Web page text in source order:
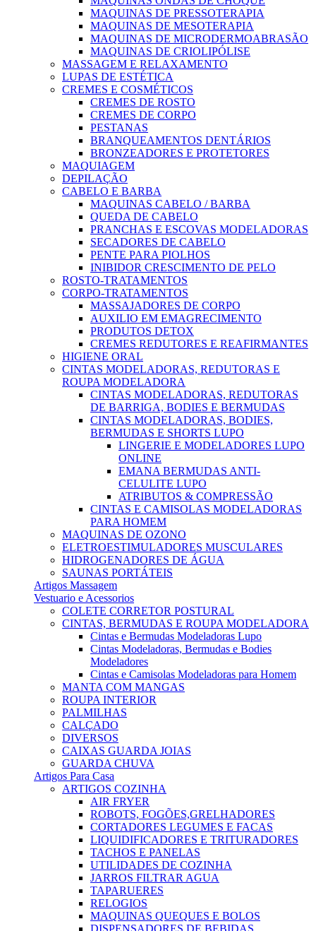
MAQUINAS DE PRESSOTERAPIA
MAQUINAS DE MESOTERAPIA
MAQUINAS DE MICRODERMOABRASÃO
MAQUINAS DE CRIOLIPÓLISE
MASSAGEM E RELAXAMENTO
LUPAS DE ESTÉTICA
CREMES E COSMÉTICOS
CREMES DE ROSTO
CREMES DE CORPO
PESTANAS
BRANQUEAMENTOS DENTÁRIOS
BRONZEADORES E PROTETORES
MAQUIAGEM
DEPILAÇÃO
CABELO E BARBA
MAQUINAS CABELO / BARBA
QUEDA DE CABELO
PRANCHAS E ESCOVAS MODELADORAS
SECADORES DE CABELO
PENTE PARA PIOLHOS
INIBIDOR CRESCIMENTO DE PELO
ROSTO-TRATAMENTOS
CORPO-TRATAMENTOS
MASSAJADORES DE CORPO
AUXILIO EM EMAGRECIMENTO
PRODUTOS DETOX
CREMES REDUTORES E REAFIRMANTES
HIGIENE ORAL
CINTAS MODELADORAS, REDUTORAS E
ROUPA MODELADORA
CINTAS MODELADORAS, REDUTORAS
DE BARRIGA, BODIES E BERMUDAS
CINTAS MODELADORAS, BODIES,
BERMUDAS E SHORTS LUPO
LINGERIE E MODELADORES LUPO
ONLINE
EMANA BERMUDAS ANTI-
CELULITE LUPO
ATRIBUTOS & COMPRESSÃO
CINTAS E CAMISOLAS MODELADORAS
PARA HOMEM
MAQUINAS DE OZONO
ELETROESTIMULADORES MUSCULARES
HIDROGENADORES DE ÁGUA
SAUNAS PORTÁTEIS
Artigos Massagem
Vestuario e Acessorios
COLETE CORRETOR POSTURAL
CINTAS, BERMUDAS E ROUPA MODELADORA
Cintas e Bermudas Modeladoras Lupo
Cintas Modeladoras, Bermudas e Bodies
Modeladores
Cintas e Camisolas Modeladoras para Homem
MANTA COM MANGAS
ROUPA INTERIOR
PALMILHAS
CALÇADO
DIVERSOS
CAIXAS GUARDA JOIAS
GUARDA CHUVA
Artigos Para Casa
ARTIGOS COZINHA
AIR FRYER
ROBOTS, FOGÕES,GRELHADORES
CORTADORES LEGUMES E FACAS
LIQUIDIFICADORES E TRITURADORES
TACHOS E PANELAS
UTILIDADES DE COZINHA
JARROS FILTRAR AGUA
TAPARUERES
RELOGIOS
MAQUINAS QUEQUES E BOLOS
DISPENSADORES DE BEBIDAS